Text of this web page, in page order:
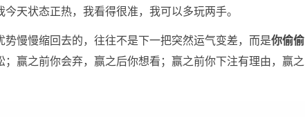
天状态正热，我看得很准，我可以多玩两手。
慢慢缩回去的，往往不是下一把突然运气变差，而是你偷偷
赢之前你会弃，赢之后你想看；赢之前你下注有理由，赢之